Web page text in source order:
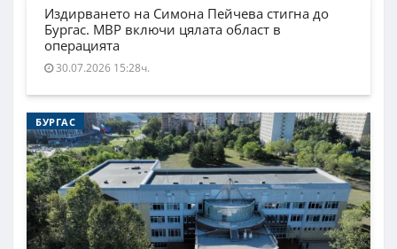
Издирването на Симона Пейчева стигна до
Бургас. МВР включи цялата област в
операцията
30.07.2026 15:28ч.
БУРГАС